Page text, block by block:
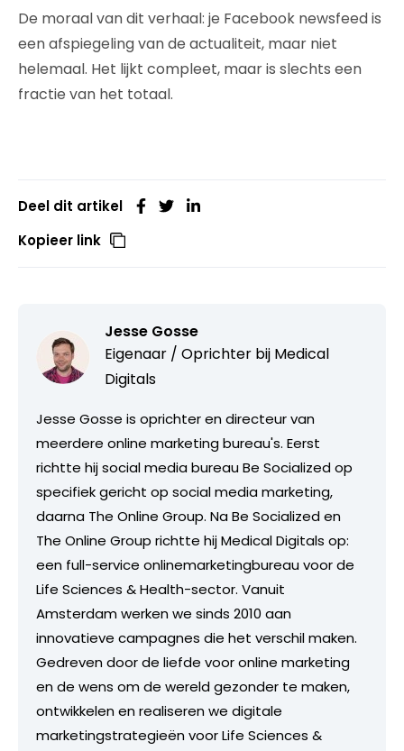
De moraal van dit verhaal: je Facebook newsfeed is
een afspiegeling van de actualiteit, maar niet
helemaal. Het lijkt compleet, maar is slechts een
fractie van het totaal.
Deel dit artikel
Kopieer link
Jesse Gosse
Eigenaar / Oprichter bij Medical
Digitals
Jesse Gosse is oprichter en directeur van
meerdere online marketing bureau's. Eerst
richtte hij social media bureau Be Socialized op
specifiek gericht op social media marketing,
daarna The Online Group. Na Be Socialized en
The Online Group richtte hij Medical Digitals op:
een full-service onlinemarketingbureau voor de
Life Sciences & Health-sector. Vanuit
Amsterdam werken we sinds 2010 aan
innovatieve campagnes die het verschil maken.
Gedreven door de liefde voor online marketing
en de wens om de wereld gezonder te maken,
ontwikkelen en realiseren we digitale
marketingstrategieën voor Life Sciences &